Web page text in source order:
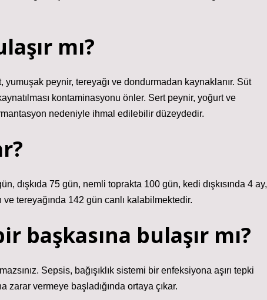
mı?
peynir, tereyağı ve dondurmadan kaynaklanır. Süt
kontaminasyonu önler. Sert peynir, yoğurt ve
nedeniyle ihmal edilebilir düzeydedir.
dışkıda 75 gün, nemli toprakta 100 gün, kedi dışkısında 4 ay,
tereyağında 142 gün canlı kalabilmektedir.
başkasına bulaşır mı?
Sepsis, bağışıklık sistemi bir enfeksiyona aşırı tepki
vermeye başladığında ortaya çıkar.